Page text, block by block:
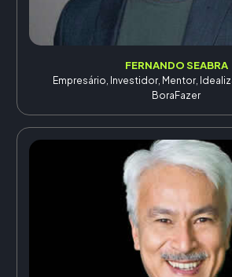
FERNANDO SEABRA
Empresário, Investidor, Mentor,
BoraFazer